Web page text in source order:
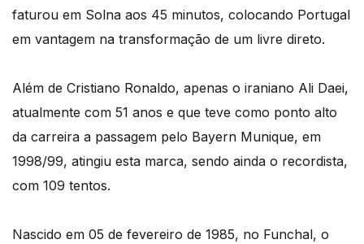
faturou em Solna aos 45 minutos, colocando Portugal
em vantagem na transformação de um livre direto.
Além de Cristiano Ronaldo, apenas o iraniano Ali Daei,
atualmente com 51 anos e que teve como ponto alto
da carreira a passagem pelo Bayern Munique, em
1998/99, atingiu esta marca, sendo ainda o recordista,
com 109 tentos.
Nascido em 05 de fevereiro de 1985, no Funchal, o